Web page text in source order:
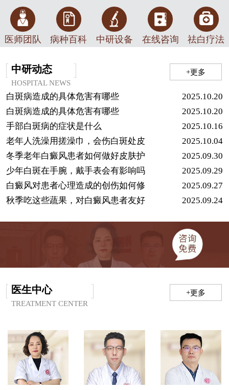
医师团队 病种百科 中研设备 在线咨询 祛白疗法
中研动态
HOSPITAL NEWS
+更多
白斑病造成的具体危害有哪些
2025.10.20
白斑病造成的具体危害有哪些
2025.10.20
手部白斑病的症状是什么
2025.10.16
老年人洗澡用搓澡巾，会伤白斑处皮
2025.10.04
冬季老年白癜风患者如何做好皮肤护
2025.09.30
少年白斑在手腕，戴手表会有影响吗
2025.09.29
白癜风对患者心理造成的创伤如何修
2025.09.27
秋季吃这些蔬果，对白癜风患者友好
2025.09.24
医生中心
TREATMENT CENTER
+更多